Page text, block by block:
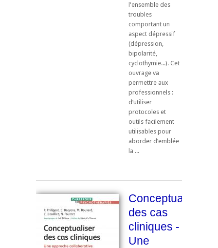
l'ensemble des
troubles
comportant un
aspect dépressif
(dépression,
bipolarité,
cyclothymie...). Cet
ouvrage va
permettre aux
professionnels :
d’utiliser
protocoles et
outils facilement
utilisables pour
aborder d’emblée
la ...
Conceptualiser
des cas
cliniques -
Une